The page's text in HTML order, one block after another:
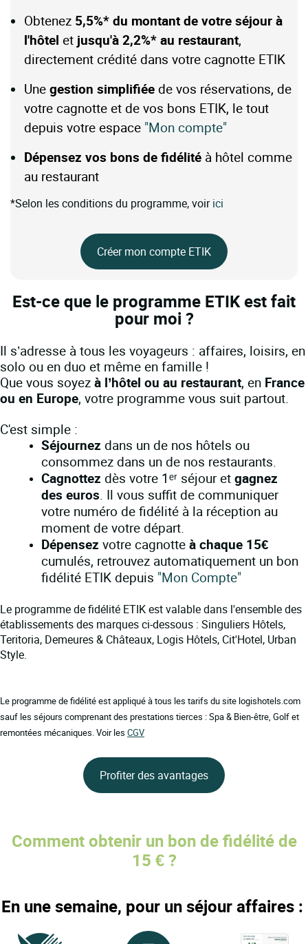
Obtenez 5,5%* du montant de votre séjour à
l'hôtel et jusqu'à 2,2%* au restaurant,
directement crédité dans votre cagnotte ETIK
Une gestion simplifiée de vos réservations, de
votre cagnotte et de vos bons ETIK, le tout
depuis votre espace "Mon compte"
Dépensez vos bons de fidélité à hôtel comme
au restaurant
*Selon les conditions du programme, voirici
Créer mon compte ETIK
Est-ce que le programme ETIK est fait
pour moi ?
Il s’adresse à tous les voyageurs : affaires, loisirs, en
solo ou en duo et même en famille !
Que vous soyez à l’hôtel ou au restaurant, en France
ou en Europe, votre programme vous suit partout.
C'est simple :
Séjournez dans un de nos hôtels ou
consommez dans un de nos restaurants.
Cagnottez dès votre 1ᵉʳ séjour et gagnez
des euros . Il vous suffit de communiquer
votre numéro de fidélité à la réception au
moment de votre départ.
Dépensez votre cagnotte à chaque 15€
cumulés, retrouvez automatiquement un bon
fidélité ETIK depuis "Mon Compte"
Le programme de fidélité ETIK est valabledans l'ensemble des
établissements des marques ci-dessous : Singuliers Hôtels,
Teritoria, Demeures & Châteaux, Logis Hôtels, Cit'Hotel, Urban
Style.
Le programme de fidélité est appliqué à tous les tarifs du site logishotels.com
sauf les séjours comprenant des prestations tierces : Spa & Bien-être, Golf et
remontées mécaniques. Voir les CGV
Profiter des avantages
Comment obtenir un bon de fidélité de
15 € ?
En une semaine, pour un séjour affaires :